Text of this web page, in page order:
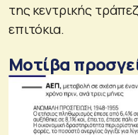
της κεντρικής
επιτόκια.
Μοτίβα